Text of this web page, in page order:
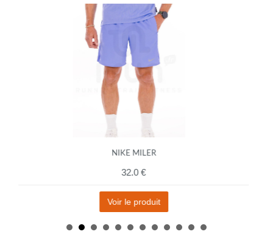
NIKE MILER
32.0 €
Voir le produit